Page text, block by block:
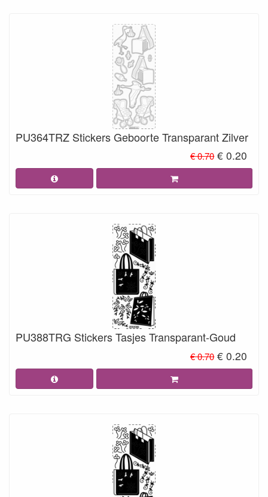
PU364TRZ Stickers Geboorte Transparant Zilver
€ 0.70 € 0.20
PU388TRG Stickers Tasjes Transparant-Goud
€ 0.70 € 0.20